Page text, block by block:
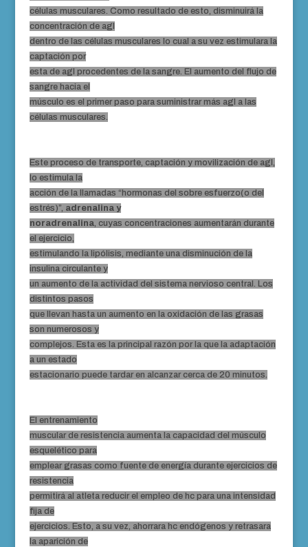
células musculares. Como resultado de esto, disminuirá la
concentración de agl
dentro de las células musculares lo cual a su vez estimulara la
captación por
esta de agl procedentes de la sangre. El aumento del flujo de
sangre hacia el
músculo es el primer paso para suministrar más agl a las
células musculares.
Este proceso de transporte, captación y movilización de agl,
lo estimula la
acción de la llamadas “hormonas del sobre esfuerzo(o del
estrés)”, adrenalina y
noradrenalina, cuyas concentraciones aumentarán durante
el ejercicio,
estimulando la lipólisis, mediante una disminución de la
insulina circulante y
un aumento de la actividad del sistema nervioso central. Los
distintos pasos
que llevan hasta un aumento en la oxidación de las grasas
son numerosos y
complejos. Esta es la principal razón por la que la adaptación
a un estado
estacionario puede tardar en alcanzar cerca de 20 minutos.
El entrenamiento
muscular de resistencia aumenta la capacidad del músculo
esquelético para
emplear grasas como fuente de energía durante ejercicios de
resistencia
permitirá al atleta reducir el empleo de hc para una intensidad
fija de
ejercicios. Esto, a su vez, ahorrara hc endógenos y retrasara
la aparición de